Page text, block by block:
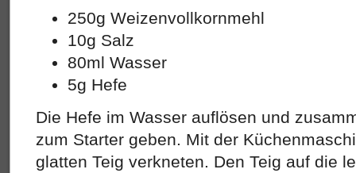
250g Weizenvollkornmehl
10g Salz
80ml Wasser
5g Hefe
Die Hefe im Wasser auflösen und
zum Starter geben. Mit der
glatten Teig verkneten. Den Teig auf die